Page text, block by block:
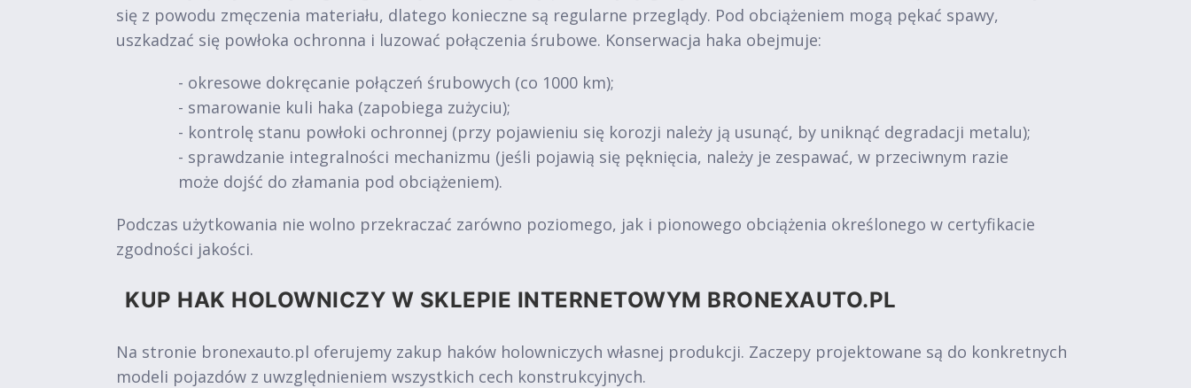
się z powodu zmęczenia materiału, dlatego konieczne są regularne przeglądy. Pod obciążeniem mogą pękać spawy,
uszkadzać się powłoka ochronna i luzować połączenia śrubowe. Konserwacja haka obejmuje:
- okresowe dokręcanie połączeń śrubowych (co 1000 km);
- smarowanie kuli haka (zapobiega zużyciu);
- kontrolę stanu powłoki ochronnej (przy pojawieniu się korozji należy ją usunąć, by uniknąć degradacji metalu);
- sprawdzanie integralności mechanizmu (jeśli pojawią się pęknięcia, należy je zespawać, w przeciwnym razie
może dojść do złamania pod obciążeniem).
Podczas użytkowania nie wolno przekraczać zarówno poziomego, jak i pionowego obciążenia określonego w certyfikacie
zgodności jakości.
KUP HAK HOLOWNICZY W SKLEPIE INTERNETOWYM BRONEXAUTO.PL
Na stronie bronexauto.pl oferujemy zakup haków holowniczych własnej produkcji. Zaczepy projektowane są do konkretnych
modeli pojazdów z uwzględnieniem wszystkich cech konstrukcyjnych.